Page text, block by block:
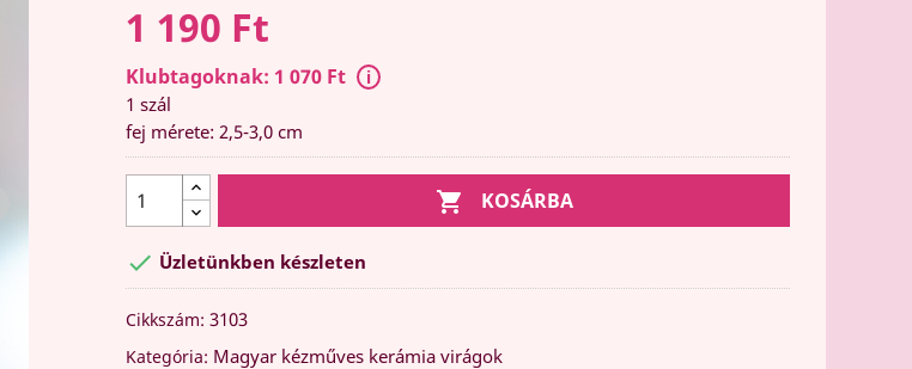
1 190 Ft
Klubtagoknak: 1 070 Ft
1 szál
fej mérete: 2,5-3,0 cm
 KOSÁRBA
 Üzletünkben készleten
Cikkszám: 3103
Kategória: Magyar kézműves kerámia virágok